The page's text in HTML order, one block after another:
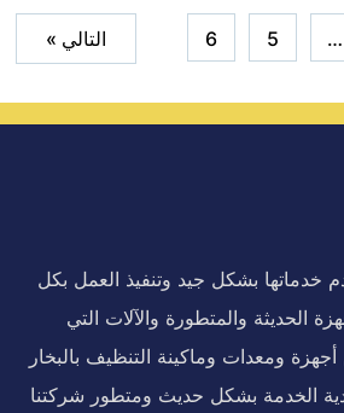
…
5
6 التالي »
خدماتها بشكل جيد وتنفيذ العمل بكل
الحديثة والمتطورة والآلات التي
ومعدات وماكينة التنظيف بالبخار
الخدمة بشكل حديث ومتطور شركتنا